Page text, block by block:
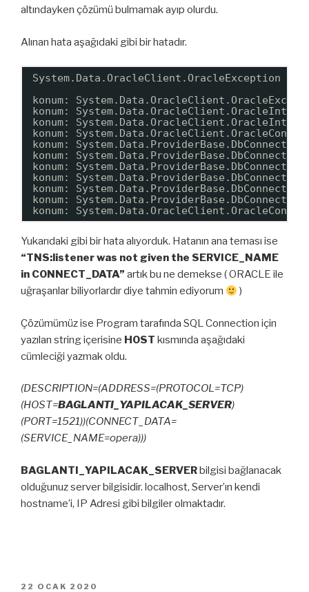
altındayken çözümü bulmamak ayıp olurdu.
Alınan hata aşağıdaki gibi bir hatadır.
System.Data.OracleClient.OracleException
konum:
konum:
konum:
konum:
konum:
konum:
konum:
konum:
konum:
konum:
konum:
Yukarıdaki gibi bir hata alıyorduk. Hatanın ana teması ise
“TNS:listener was not given the SERVICE_NAME
in CONNECT_DATA” artık bu ne demekse ( ORACLE ile
uğraşanlar biliyorlardır diye tahmin ediyorum
)
Çözümümüz ise Program tarafında SQL Connection için
yazılan string içerisine HOST kısmında aşağıdaki
cümleciği yazmak oldu.
(DESCRIPTION=(ADDRESS=(PROTOCOL=TCP)
(HOST=BAGLANTI_YAPILACAK_SERVER)
(PORT=1521))(CONNECT_DATA=
(SERVICE_NAME=opera)))
BAGLANTI_YAPILACAK_SERVERbilgisi bağlanacak
olduğunuz server bilgisidir. localhost, Server’ın kendi
hostname’i, IP Adresi gibi bilgiler olmaktadır.
YAYIM
22 OCAK 2020